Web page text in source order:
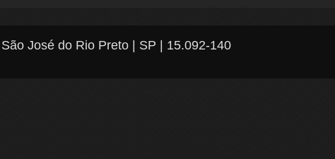
José do Rio Preto | SP | 15.092-140